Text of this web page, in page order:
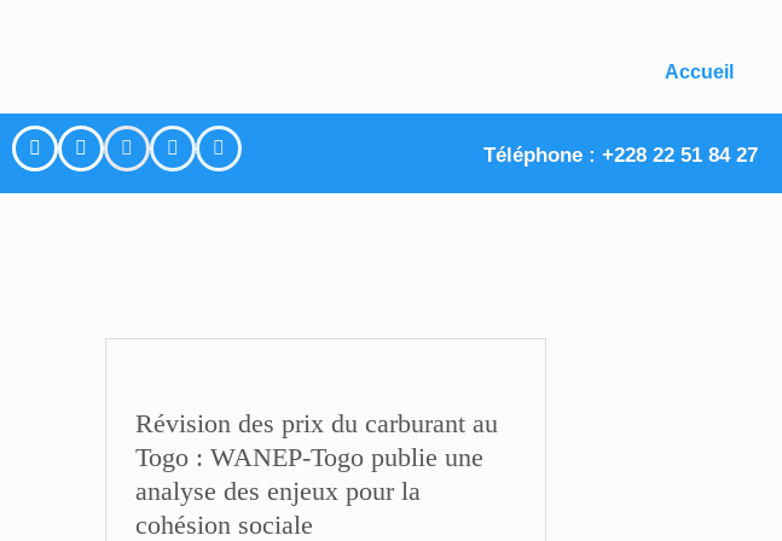
Accueil
Téléphone : +228 22 51 84 27
Révision des prix du carburant au
Togo : WANEP-Togo publie une
analyse des enjeux pour la
cohésion sociale